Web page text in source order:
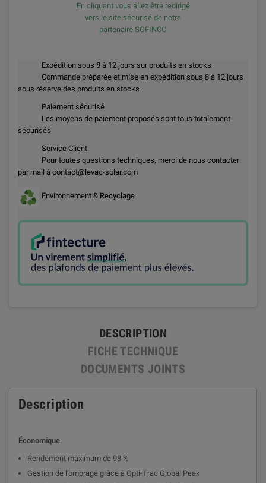
En cliquant vous allez être redirigé
vers le site sécurisé de notre
partenaire SOFINCO
Expédition sous 8 à 12 jours sur produits en stocks
Commande préparée et mise en expédition sous 8 à 12 jours
sous réserve des produits en stocks
Paiement sécurisé
Les moyens de paiement proposés sont tous totalement
sécurisés
Service Client
Pour toutes questions techniques, merci de nous contacter
par mail à contact@levac-solar.com
Environnement & Recyclage
DESCRIPTION
FICHE TECHNIQUE
DOCUMENTS JOINTS
Description
Économique
Rendement maximum de 98 %
Gestion de l’ombrage grâce à Opti-Trac Global Peak